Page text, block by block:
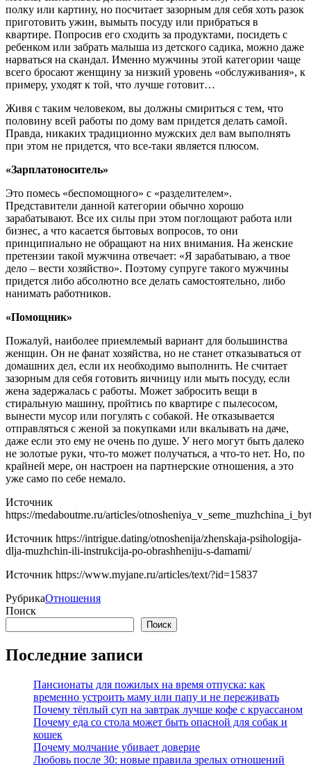
полку или картину, но посчитает зазорным для себя хоть разок
приготовить ужин, вымыть посуду или прибраться в
квартире. Попросив его сходить за продуктами, посидеть с
ребенком или забрать малыша из детского садика, можно даже
нарваться на скандал. Именно мужчины этой категории чаще
всего бросают женщину за низкий уровень «обслуживания», к
примеру, уходят к той, что лучше готовит…
Живя с таким человеком, вы должны смириться с тем, что
половину всей работы по дому вам придется делать самой.
Правда, никаких традиционно мужских дел вам выполнять
при этом не придется, что все-таки является плюсом.
«Зарплатоноситель»
Это помесь «беспомощного» с «разделителем».
Представители данной категории обычно хорошо
зарабатывают. Все их силы при этом поглощают работа или
бизнес, а что касается бытовых вопросов, то они
принципиально не обращают на них внимания. На женские
претензии такой мужчина отвечает: «Я зарабатываю, а твое
дело – вести хозяйство». Поэтому супруге такого мужчины
придется либо абсолютно все делать самостоятельно, либо
нанимать работников.
«Помощник»
Пожалуй, наиболее приемлемый вариант для большинства
женщин. Он не фанат хозяйства, но не станет отказываться от
домашних дел, если их необходимо выполнить. Не считает
зазорным для себя готовить яичницу или мыть посуду, если
жена задержалась с работы. Может забросить вещи в
стиральную машину, пройтись по квартире с пылесосом,
вынести мусор или погулять с собакой. Не отказывается
отправляться с женой за покупками или вкалывать на даче,
даже если это ему не очень по душе. У него могут быть далеко
не золотые руки, что-то может получаться, а что-то нет. Но, по
крайней мере, он настроен на партнерские отношения, а это
уже само по себе немало.
Источник
https://medaboutme.ru/articles/
Источник https://intrigue.dating/otnoshenija/zhenskaja-psihologija-
dlja-muzhchin-ili-instrukcija-po-obrashheniju-s-damami/
Источник https://www.myjane.ru/articles/text/?id=15837
РубрикаОтношения
Поиск
Поиск
Последние записи
Пансионаты для пожилых на время отпуска: как
временно устроить маму или папу и не переживать
Почему тёплый суп на завтрак лучше кофе с круассаном
Почему еда со стола может быть опасной для собак и
кошек
Почему молчание убивает доверие
Любовь после 30: новые правила зрелых отношений